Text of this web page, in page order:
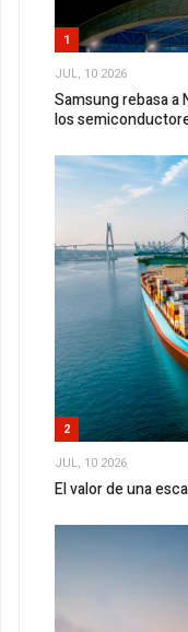
1
JUL, 10 2026
Samsung rebasa a
los
2
JUL, 10 2026
El valor de una